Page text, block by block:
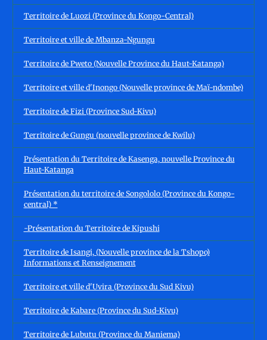
Territoire de Luozi (Province du Kongo-Central)
Territoire et ville de Mbanza-Ngungu
Territoire de Pweto (Nouvelle Province du Haut-Katanga)
Territoire et ville d'Inongo (Nouvelle province de Maï-ndombe)
Territoire de Fizi (Province Sud-Kivu)
Territoire de Gungu (nouvelle province de Kwilu)
Présentation du Territoire de Kasenga, nouvelle Province du
Haut-Katanga
Présentation du territoire de Songololo (Province du Kongo-
central) *
-Présentation du Territoire de Kipushi
Territoire de Isangi, (Nouvelle province de la Tshopo)
Informations et Renseignement
Territoire et ville d'Uvira (Province du Sud Kivu)
Territoire de Kabare (Province du Sud-Kivu)
Territoire de Lubutu (Province du Maniema)